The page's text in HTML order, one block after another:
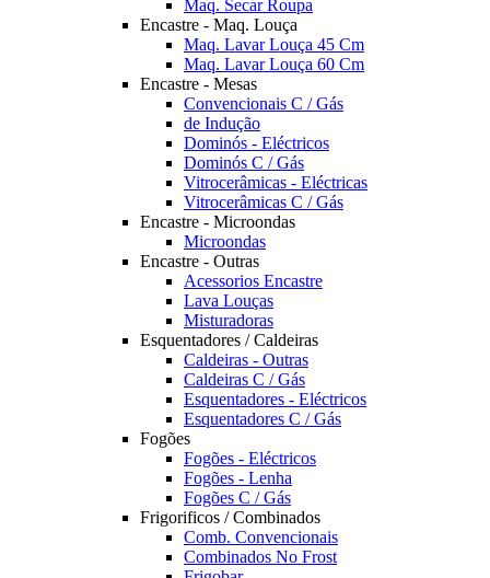
Maq. Secar Roupa
Encastre - Maq. Louça
Maq. Lavar Louça 45 Cm
Maq. Lavar Louça 60 Cm
Encastre - Mesas
Convencionais C / Gás
de Indução
Dominós - Eléctricos
Dominós C / Gás
Vitrocerâmicas - Eléctricas
Vitrocerâmicas C / Gás
Encastre - Microondas
Microondas
Encastre - Outras
Acessorios Encastre
Lava Louças
Misturadoras
Esquentadores / Caldeiras
Caldeiras - Outras
Caldeiras C / Gás
Esquentadores - Eléctricos
Esquentadores C / Gás
Fogões
Fogões - Eléctricos
Fogões - Lenha
Fogões C / Gás
Frigorificos / Combinados
Comb. Convencionais
Combinados No Frost